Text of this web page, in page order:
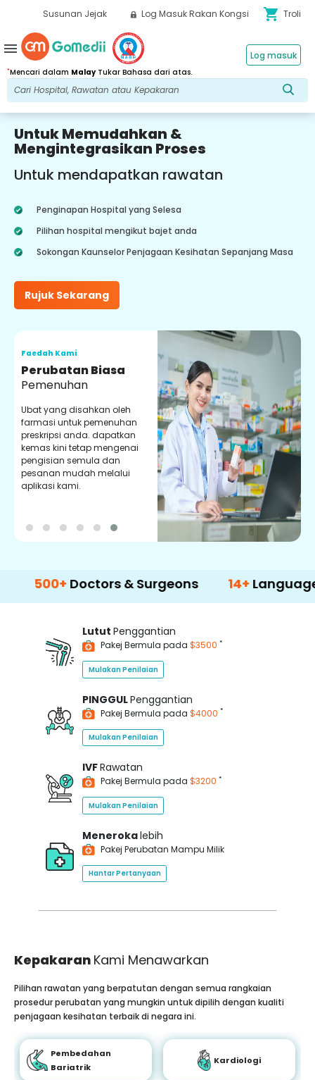
Susunan Jejak Log Masuk Rakan Kongsi shopping_cart Troli
*Mencari dalam MalayTukar Bahasa dari atas.
Log masuk
menu
Untuk Memudahkan &
Mengintegrasikan Proses
Untuk mendapatkan rawatan
Penginapan Hospital yang Selesa
Pilihan hospital mengikut bajet anda
Sokongan Kaunselor Penjagaan Kesihatan Sepanjang Masa
Rujuk Sekarang
Faedah Kami
Perubatan Biasa
Pemenuhan
Ubat yang disahkan oleh
farmasi untuk pemenuhan
preskripsi anda. dapatkan
kemas kini tetap mengenai
pengisian semula dan
pesanan mudah melalui
aplikasi kami.
Doctors & Surgeons 14+ Language
Lutut Penggantian
Pakej Bermula pada $3500 *
Mulakan Penilaian
PINGGULPenggantian
Pakej Bermula pada $4000 *
Mulakan Penilaian
IVFRawatan
Pakej Bermula pada $3200 *
Mulakan Penilaian
Menerokalebih
Pakej Perubatan Mampu Milik
Hantar Pertanyaan
Kepakaran Kami Menawarkan
Pilihan rawatan yang berpatutan dengan semua rangkaian
prosedur perubatan yang mungkin untuk dipilih dengan kualiti
penjagaan kesihatan terbaik di negara ini.
Pembedahan
Bariatrik
Kardiologi